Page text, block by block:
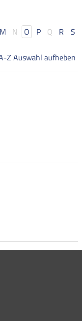
M N O P Q R
S
Z Auswahl aufheben